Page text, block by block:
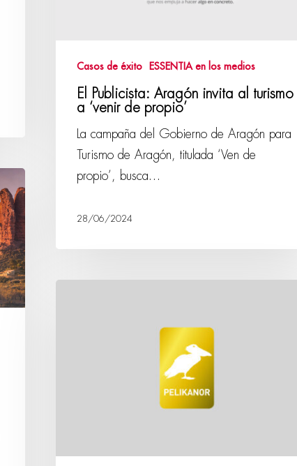
Casos de éxito ESSENTIA en los medios
El Publicista: Aragón invita al turismo
a ‘venir de propio’
La campaña del Gobierno de Aragón para
Turismo de Aragón, titulada ‘Ven de
propio’, busca…
28/06/2024